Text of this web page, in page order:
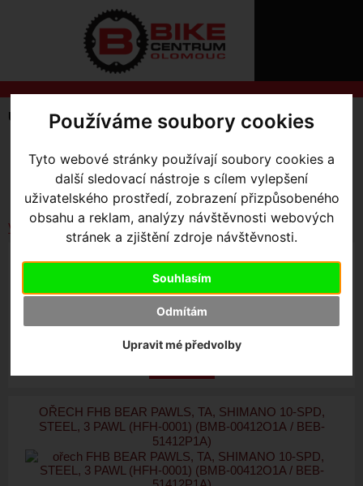
Používáme soubory cookies
Tyto webové stránky používají soubory cookies a
další sledovací nástroje s cílem vylepšení
uživatelského prostředí, zobrazení přizpůsobeného
obsahu a reklam, analýzy návštěvnosti webových
stránek a zjištění zdroje návštěvnosti.
Souhlasím
Odmítám
Upravit mé předvolby
O
NÁKUPU
SLUŽBY
REGISTRACE
ZTRATILI
Úvodní strana Komponenty Náboje Náhradní díly
SKLADEM V OLOMOUCI
Seřadit podle:
Ceny
Názvu Data
Vybrat dle výrobce
OŘECH FHB DT SWISS, TA, SRAM XD-R, ALLOY,
RATCHET EXP, W/ END CAP, BLACK
(HWYABL00S5401S)
2 570,- Kč s DPH
OŘECH FHB BEAR PAWLS, TA, SHIMANO 10-SPD,
STEEL, 3 PAWL (HFH-0001) (BMB-00412O1A / BEB-
51412P1A)